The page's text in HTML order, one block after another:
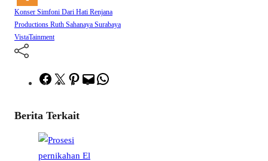
Konser Simfoni Dari Hati Renjana
Productions Ruth Sahanaya Surabaya
VistaTainment
Facebook
TwitterPinterest
Mail
Berita Terkait